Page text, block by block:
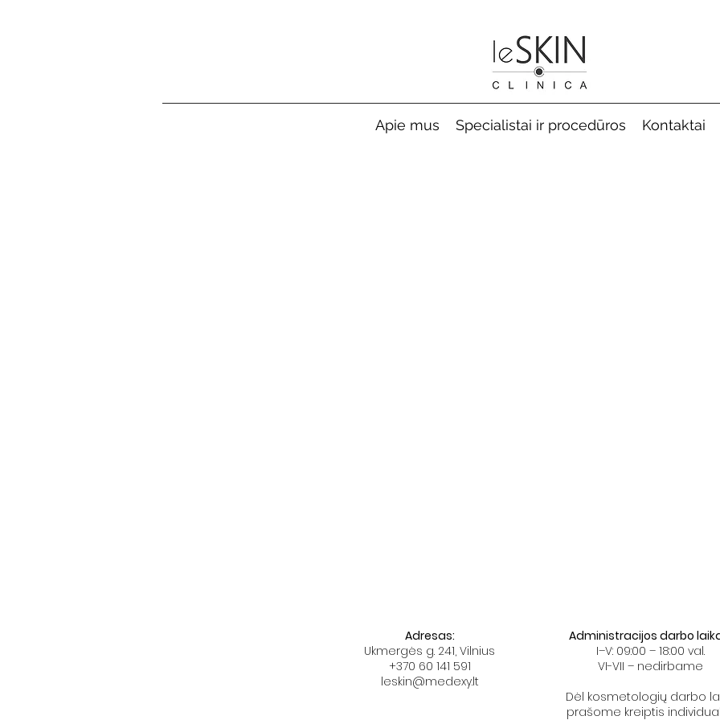
Apie mus Specialistai ir procedūros Kontaktai
​​Adresas:
Ukmergės g. 241, Vilnius
+370 60 141 591
leskin@medexy.lt
Administracijos darbo
I–V: 09:00 – 18:00 val.
VI-VII – nedirbame
Dėl kosmetologių darbo
prašome kreiptis